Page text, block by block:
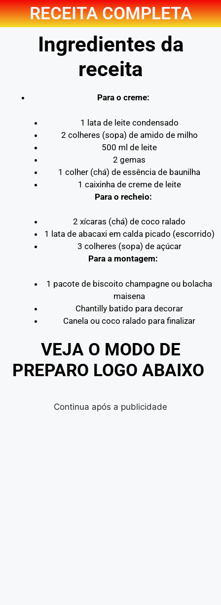
RECEITA COMPLETA
Ingredientes da
receita
Para o creme:
1 lata de leite condensado
2 colheres (sopa) de amido de milho
500 ml de leite
2 gemas
1 colher (chá) de essência de baunilha
1 caixinha de creme de leite
Para o recheio:
2 xícaras (chá) de coco ralado
1 lata de abacaxi em calda picado (escorrido)
3 colheres (sopa) de açúcar
Para a montagem:
1 pacote de biscoito champagne ou bolacha
maisena
Chantilly batido para decorar
Canela ou coco ralado para finalizar
VEJA O MODO DE
PREPARO LOGO ABAIXO
Continua após a publicidade